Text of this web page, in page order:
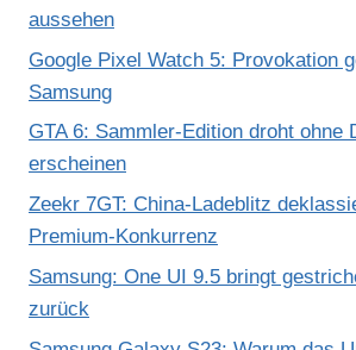
aussehen
Google Pixel Watch 5: Provokation
Samsung
GTA 6: Sammler-Edition droht ohne
erscheinen
Zeekr 7GT: China-Ladeblitz
Premium-Konkurrenz
Samsung: One UI 9.5 bringt
zurück